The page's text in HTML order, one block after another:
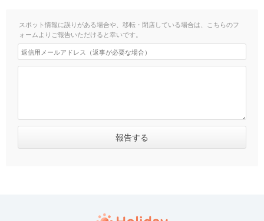
スポット情報に誤りがある場合や、移転・閉店している場合は、こちらのフ
ォームよりご報告いただけると幸いです。